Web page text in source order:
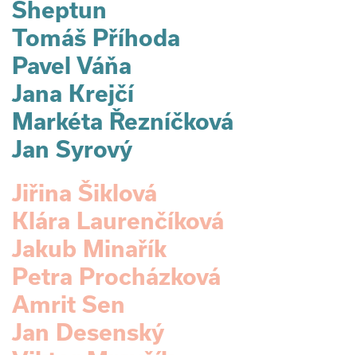
Sheptun
Tomáš Příhoda
Pavel Váňa
Jana Krejčí
Markéta Řezníčková
Jan Syrový
Jiřina Šiklová
Klára Laurenčíková
Jakub Minařík
Petra Procházková
Amrit Sen
Jan Desenský